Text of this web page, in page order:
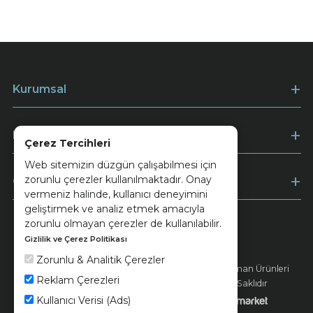
Çerez Tercihleri
Web sitemizin düzgün çalışabilmesi için
zorunlu çerezler kullanılmaktadır. Onay
vermeniz halinde, kullanıcı deneyimini
geliştirmek ve analiz etmek amacıyla
zorunlu olmayan çerezler de kullanılabilir.
Gizlilik ve Çerez Politikası
Zorunlu & Analitik Çerezler
Reklam Çerezleri
Kullanıcı Verisi (Ads)
Kurumsal
Müşteri Hizmetleri
Ödeme
Keramika Kvkk ve Çerez Politikası
© 2026 Ünsa Madencilik Turizm Enerji Seramik Orman Ürünleri
Elektrik Üretim San. ve Tic. A.Ş. - Tüm Hakları Saklıdır